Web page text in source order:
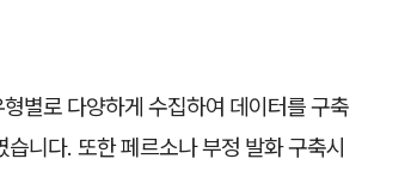
별로 다양하게 수집하여 데이터를 구축
니다. 또한 페르소나 부정 발화 구축시